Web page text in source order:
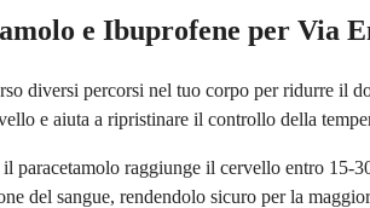
e Ibuprofene per Via
diversi percorsi nel tuo corpo per ridurre il
e aiuta a ripristinare il controllo della
paracetamolo raggiunge il cervello entro
del sangue, rendendolo sicuro per la